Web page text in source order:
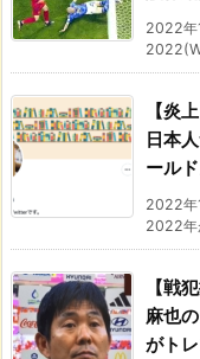
2022年
【炎
日本
ール
2022年
2022年
【戦
麻也
がト